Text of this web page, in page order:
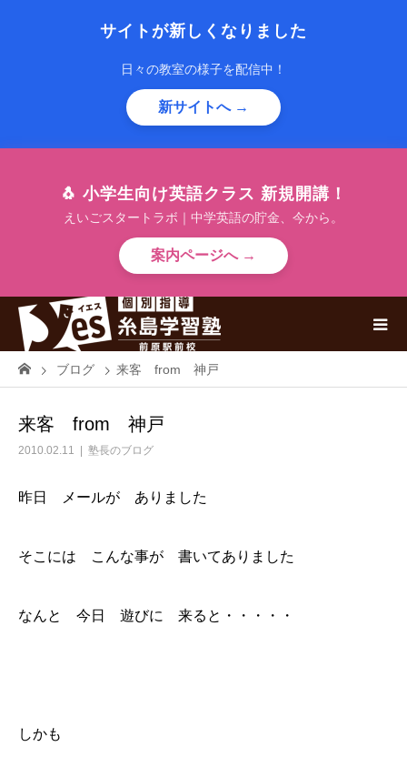
サイトが新しくなりました
日々の教室の様子を配信中！
新サイトへ →
🐧 小学生向け英語クラス 新規開講！
えいごスタートラボ｜中学英語の貯金、今から。
案内ページへ →
ブログ 来客 from 神戸
来客 from 神戸
2010.02.11 塾長のブログ
昨日 メールが ありました
そこには こんな事が 書いてありました
なんと 今日 遊びに 来ると・・・・・
しかも